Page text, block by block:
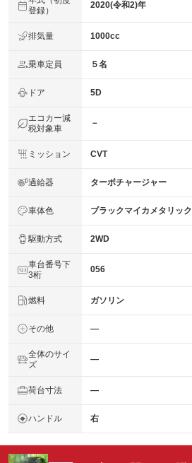
登録）
2020(令和2)年
排気量 1000cc
乗車定員 ５名
ドア 5D
エコカー減
税対象車
－
ミッション CVT
過給器 ターボチャージャー
車体色 ブラックマイカメタリック
駆動方式 2WD
車台番号下
3桁
056
燃料 ガソリン
その他 ―
全体のサイ
ズ
―
荷台寸法 ―
ハンドル 右